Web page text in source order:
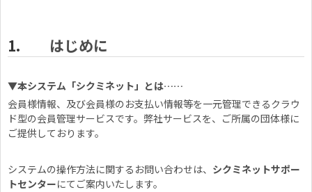
はじめに
▼本システム「シクミネット」とは……
会員様情報、及び会員様のお支払い情報等を一元管理できるクラウ
ド型の会員管理サービスです。弊社サービスを、ご所属の団体様に
ご提供しております。
システムの操作方法に関するお問い合わせは、 シクミネットサポー
トセンターにてご案内いたします。